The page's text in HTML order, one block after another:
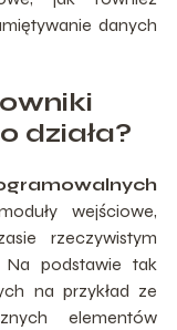
danych
działa?
wejściowe,
rzeczywistym
Na podstawie tak
na przykład ze
elementów